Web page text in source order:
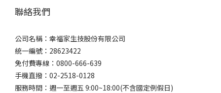
聯絡我們
公司名稱：幸福家生技股份有限公司
統一編號：28623422
免付費專線：0800-666-639
手機直撥：02-2518-0128
服務時間：週一至週五 9:00~18:00(不含國定例假日)